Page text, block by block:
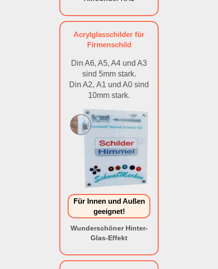
Acrylglasschilder für
Firmenschild
Din A6, A5, A4 und A3
sind 5mm stark.
Din A2, A1 und A0 sind
10mm stark.
Für Innen und Außen
geeignet!
Wunderschöner Hinter-
Glas-Effekt